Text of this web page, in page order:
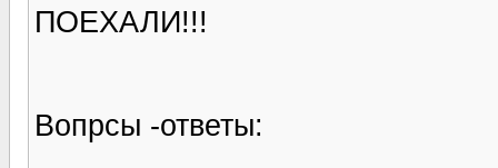
ПОЕХАЛИ!!!
Вопрсы -ответы: